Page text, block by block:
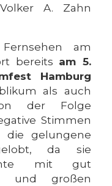
A. Zahn
am
bereits am 5.
Hamburg
als auch
der Folge
Stimmen
die gelungene
da sie
mit gut
und großen